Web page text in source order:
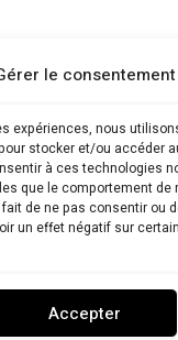
le consentement
expériences, nous
stocker et/ou accéder
à ces technologies
que le comportement de
de ne pas consentir ou
un effet négatif sur
Accepter
prix
Copyright 2025. Tous
POLITIQUE DE